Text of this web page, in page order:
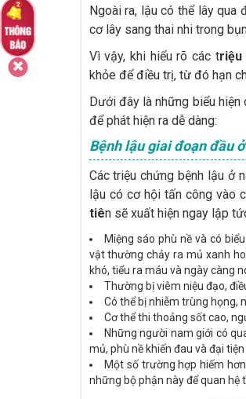
Ngoài ra, lậu có thể lây qua
cơ lây sang thai nhi trong
Vì vậy, khi hiểu rõ các triệu
khỏe để điều trị, từ đó hạn
Dưới đây là những biểu
để phát hiện ra dễ dàng:
Bệnh lậu giai đoạn đầu
Các triệu chứng bệnh lậu ở
lậu có cơ hội tấn công vào
tiên sẽ xuất hiện ngay lập
Miệng sáo phù nề và có
vật thường chảy ra mủ xanh
khó, tiểu ra máu và ngày càng
Thường bị viêm niệu đạo,
Có thể bị nhiễm trùng họng,
Cơ thể thi thoảng sốt cao,
Những người nam giới có
mủ, phù nề khiến đau và đại
Một số trường hợp hiếm
những bộ phận này để quan hệ